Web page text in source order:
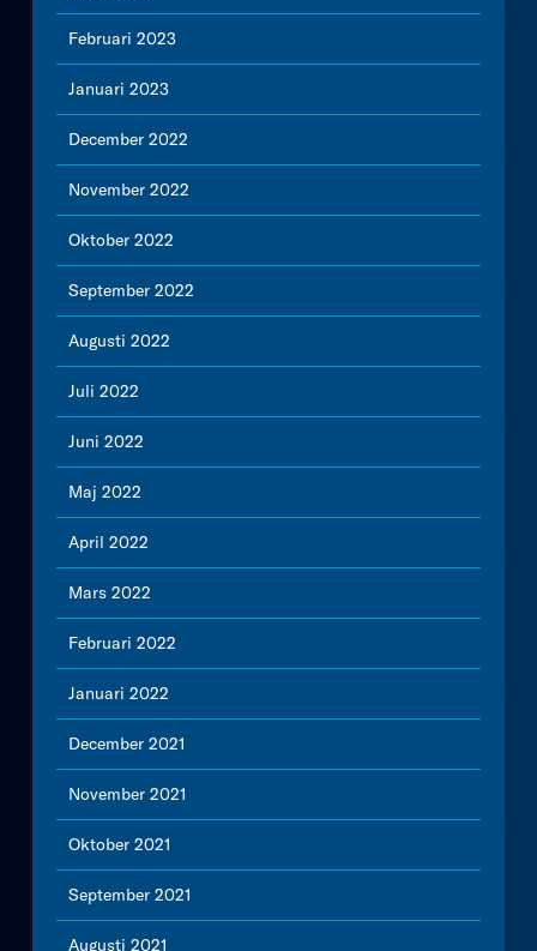
Februari 2023
Januari 2023
December 2022
November 2022
Oktober 2022
September 2022
Augusti 2022
Juli 2022
Juni 2022
Maj 2022
April 2022
Mars 2022
Februari 2022
Januari 2022
December 2021
November 2021
Oktober 2021
September 2021
Augusti 2021